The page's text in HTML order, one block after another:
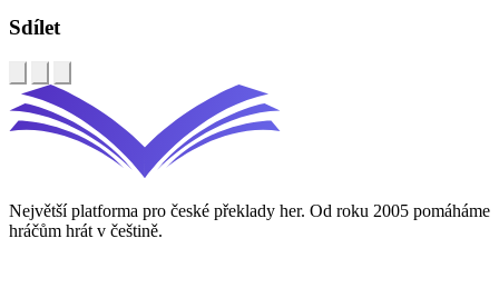
Sdílet
Největší platforma pro české překlady her. Od roku 2005 pomáháme
hráčům hrát v češtině.